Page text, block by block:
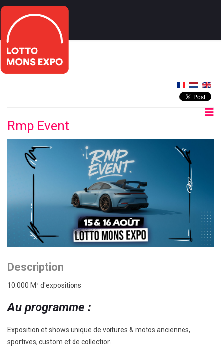
Rmp Event
Description
10.000 M² d'expositions
Au programme :
Exposition et shows unique de voitures & motos anciennes,
sportives, custom et de collection